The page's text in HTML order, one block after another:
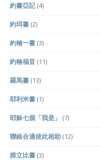
約書亞記(4)
約珥書 (2)
約翰一書 (3)
約翰福音 (11)
羅馬書 (13)
耶利米書 (1)
耶穌七個「我是」 (7)
聯絡合適彼此相助 (12)
腓立比書 (3)